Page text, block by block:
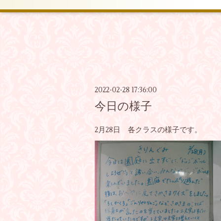
2022-02-28 17:36:00
今日の様子
2月28日 各クラスの様子です。